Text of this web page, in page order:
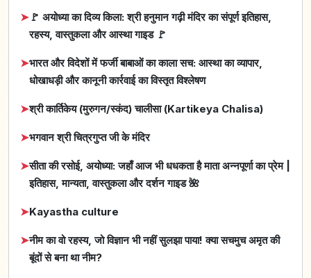
➤🚩 अयोध्या का दिव्य किला: श्री हनुमान गढ़ी मंदिर का संपूर्ण इतिहास,
रहस्य, वास्तुकला और आस्था गाइड 🚩
➤भारत और विदेशों में फर्जी बाबाओं का काला सच: आस्था का व्यापार,
धोखाधड़ी और कानूनी कार्रवाई का विस्तृत विश्लेषण
➤श्री कार्तिकेय (मुरुगन/स्कंद) चालीसा (Kartikeya Chalisa)
➤भगवान श्री चित्रगुप्त जी के मंदिर
➤सीता की रसोई, अयोध्या: जहाँ आज भी धधकता है माता अन्नपूर्णा का प्रेम |
इतिहास, मान्यता, वास्तुकला और दर्शन गाइड 🌺
➤Kayastha culture
➤नीम का वो रहस्य, जो विज्ञान भी नहीं सुलझा पाया! क्या सचमुच अमृत की
बूंदों से बना था नीम?